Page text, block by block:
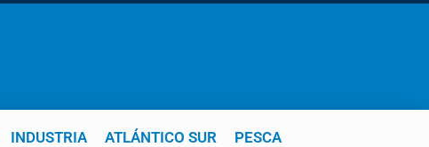
INDUSTRIA ATLÁNTICO SUR PESCA